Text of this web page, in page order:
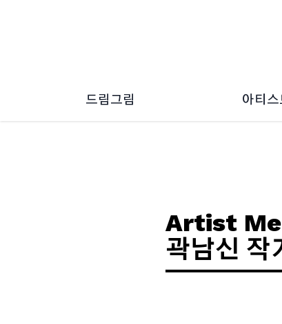
드림그림 아티스
Artist
곽남신 작